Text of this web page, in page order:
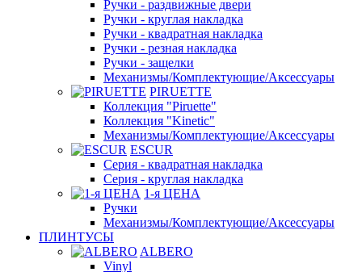
Ручки - раздвижные двери
Ручки - круглая накладка
Ручки - квадратная накладка
Ручки - резная накладка
Ручки - защелки
Механизмы/Комплектующие/Аксессуары
PIRUETTE
Коллекция "Piruette"
Коллекция "Kinetic"
Механизмы/Комплектующие/Аксессуары
ESCUR
Серия - квадратная накладка
Серия - круглая накладка
1-я ЦЕНА
Ручки
Механизмы/Комплектующие/Аксессуары
ПЛИНТУСЫ
ALBERO
Vinyl